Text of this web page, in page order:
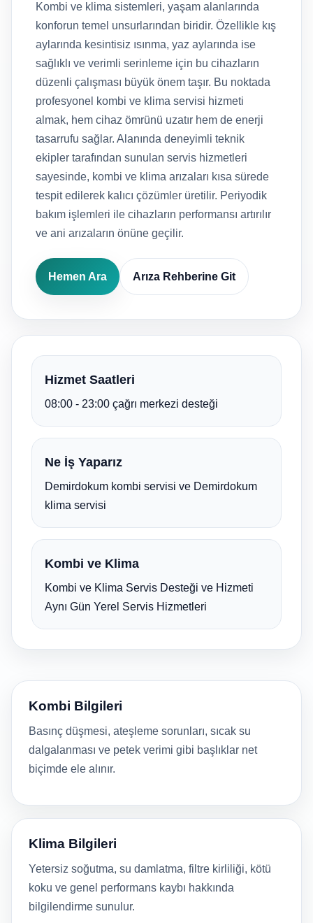
Kombi ve klima sistemleri, yaşam alanlarında
konforun temel unsurlarından biridir. Özellikle kış
aylarında kesintisiz ısınma, yaz aylarında ise
sağlıklı ve verimli serinleme için bu cihazların
düzenli çalışması büyük önem taşır. Bu noktada
profesyonel kombi ve klima servisi hizmeti
almak, hem cihaz ömrünü uzatır hem de enerji
tasarrufu sağlar. Alanında deneyimli teknik
ekipler tarafından sunulan servis hizmetleri
sayesinde, kombi ve klima arızaları kısa sürede
tespit edilerek kalıcı çözümler üretilir. Periyodik
bakım işlemleri ile cihazların performansı artırılır
ve ani arızaların önüne geçilir.
Hemen Ara Arıza Rehberine Git
Hizmet Saatleri
08:00 - 23:00 çağrı merkezi desteği
Ne İş Yaparız
Demirdokum kombi servisi ve Demirdokum
klima servisi
Kombi ve Klima
Kombi ve Klima Servis Desteği ve Hizmeti
Aynı Gün Yerel Servis Hizmetleri
Kombi Bilgileri
Basınç düşmesi, ateşleme sorunları, sıcak su
dalgalanması ve petek verimi gibi başlıklar net
biçimde ele alınır.
Klima Bilgileri
Yetersiz soğutma, su damlatma, filtre kirliliği, kötü
koku ve genel performans kaybı hakkında
bilgilendirme sunulur.